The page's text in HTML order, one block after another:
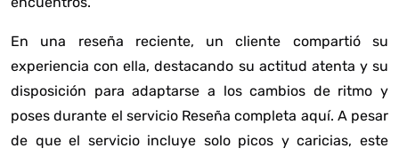
En una reseña reciente, un cliente compartió su
experiencia con ella, destacando su actitud atenta y su
disposición para adaptarse a los cambios de ritmo y
poses durante el servicio Reseña completa aquí. A pesar
de que el servicio incluye solo picos y caricias, este